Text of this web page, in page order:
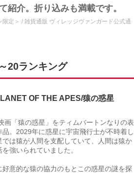
紹介。折り込みも満載です。
定＞ / 雑貨通販 ヴィレッジヴァンガード公式通
20ランキング
OF THE APES/猿の惑星
画「猿の惑星」をティムバートンなりの表
品。2029年に惑星に宇宙飛行士が不時着し
では猿が人間を支配していて、人間は猿か
強いられていました。
好意的な猿の協力のもとこの惑星の謎を探